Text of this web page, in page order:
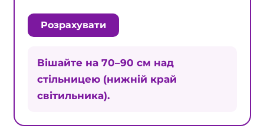
Розрахувати
Вішайте на 70–90 см над
стільницею (нижній край
світильника).